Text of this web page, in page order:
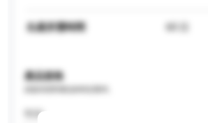
生產所需時間 60 日
產品規格
性别